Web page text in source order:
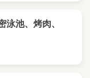
池、烤肉、